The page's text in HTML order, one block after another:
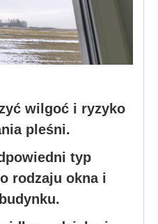
wilgoć i ryzyko
pleśni.
typ
rodzaju okna i